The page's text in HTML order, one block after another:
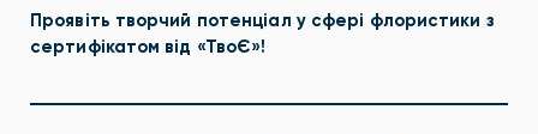
Проявіть творчий потенціал у сфері флористики з
сертифікатом від «ТвоЄ»!